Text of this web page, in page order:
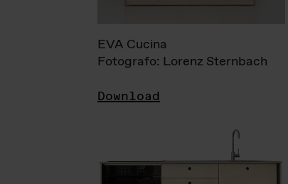
EVA Cucina
Fotografo: Lorenz Sternbach
Download